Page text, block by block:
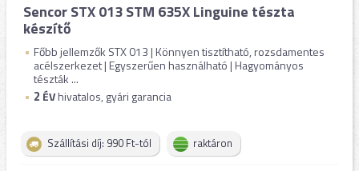
Sencor STX 013 STM 635X Linguine tészta
készítő
Főbb jellemzők STX 013 | Könnyen tisztítható, rozsdamentes
acélszerkezet | Egyszerűen használható | Hagyományos
tészták ...
2 ÉVhivatalos, gyári garancia
Szállítási díj: 990 Ft-tól raktáron